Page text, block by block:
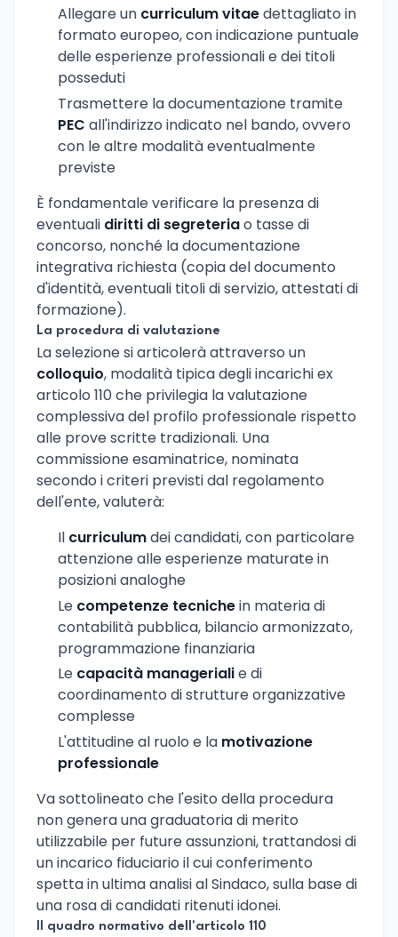
Allegare un curriculum vitaedettagliato in
formato europeo, con indicazione puntuale
delle esperienze professionali e dei titoli
posseduti
Trasmettere la documentazione tramite
PEC all'indirizzo indicato nel bando, ovvero
con le altre modalità eventualmente
previste
È fondamentale verificare la presenza di
eventuali diritti di segreteriao tasse di
concorso, nonché la documentazione
integrativa richiesta (copia del documento
d'identità, eventuali titoli di servizio, attestati di
formazione).
La procedura di valutazione
La selezione si articolerà attraverso un
colloquio, modalità tipica degli incarichi ex
articolo 110 che privilegia la valutazione
complessiva del profilo professionale rispetto
alle prove scritte tradizionali. Una
commissione esaminatrice, nominata
secondo i criteri previsti dal regolamento
dell'ente, valuterà:
Il curriculumdei candidati, con particolare
attenzione alle esperienze maturate in
posizioni analoghe
Le competenze tecnichein materia di
contabilità pubblica, bilancio armonizzato,
programmazione finanziaria
Le capacità managerialie di
coordinamento di strutture organizzative
complesse
L'attitudine al ruolo e la motivazione
professionale
Va sottolineato che l'esito della procedura
non genera una graduatoria di merito
utilizzabile per future assunzioni, trattandosi di
un incarico fiduciario il cui conferimento
spetta in ultima analisi al Sindaco, sulla base di
una rosa di candidati ritenuti idonei.
Il quadro normativo dell'articolo 110